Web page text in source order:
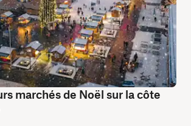
marchés de Noël sur la côte